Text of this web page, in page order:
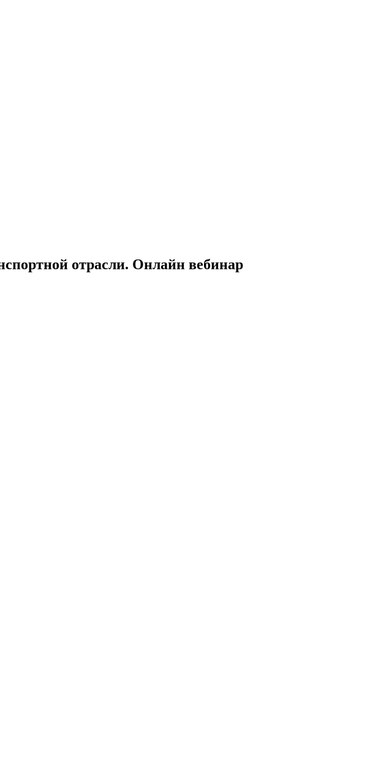
отрасли. Онлайн вебинар